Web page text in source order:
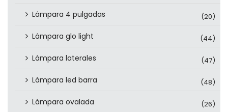
Lámpara 4 pulgadas (20)
Lámpara glo light (44)
Lámpara laterales (47)
Lámpara led barra (48)
Lámpara ovalada (26)